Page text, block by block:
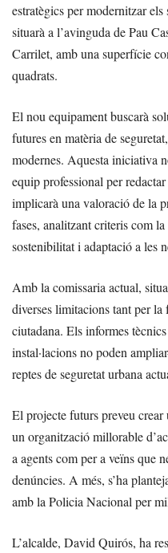
estratègics per modernitzar
situarà a l’avinguda de Pau
Carrilet, amb una superfície
quadrats.
El nou equipament buscarà
futures en matèria de
modernes. Aquesta iniciativa
equip professional per
implicarà una valoració de la
fases, analitzant criteris com
sostenibilitat i adaptació a les
Amb la comissaria actual,
diverses limitacions tant per la
ciutadana. Els informes
instal·lacions no poden
reptes de seguretat urbana
El projecte futurs preveu
un organització millorable
a agents com per a veïns que
denúncies. A més, s’ha
amb la Policia Nacional per
L’alcalde, David Quirós, ha